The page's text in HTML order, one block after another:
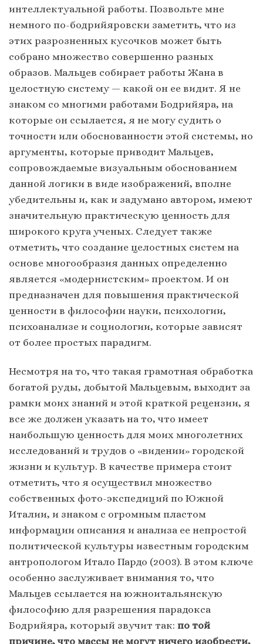
интеллектуальной работы. Позвольте мне
немного по-бодрийяровски заметить, что из
этих разрозненных кусочков может быть
собрано множество совершенно разных
образов. Мальцев собирает работы Жана в
целостную систему — какой он ее видит. Я не
знаком со многими работами Бодрийяра, на
которые он ссылается, я не могу судить о
точности или обоснованности этой системы, но
аргументы, которые приводит Мальцев,
сопровождаемые визуальным обоснованием
данной логики в виде изображений, вполне
убедительны и, как и задумано автором, имеют
значительную практическую ценность для
широкого круга ученых. Следует также
отметить, что создание целостных систем на
основе многообразия данных определенно
является «модернистским» проектом. И он
предназначен для повышения практической
ценности в философии науки, психологии,
психоанализе и социологии, которые зависят
от более простых парадигм.
Несмотря на то, что такая грамотная обработка
богатой руды, добытой Мальцевым, выходит за
рамки моих знаний и этой краткой рецензии, я
все же должен указать на то, что имеет
наибольшую ценность для моих многолетних
исследований и трудов о «видении» городской
жизни и культур. В качестве примера стоит
отметить, что я осуществил множество
собственных фото-экспедиций по Южной
Италии, и знаком с огромным пластом
информации описания и анализа ее непростой
политической культуры известным городским
антропологом Итало Пардо (2003). В этом ключе
особенно заслуживает внимания то, что
Мальцев ссылается на южноитальянскую
философию для разрешения парадокса
Бодрийяра, который звучит так: по той
причине, что массы не могут ничего изобрести,